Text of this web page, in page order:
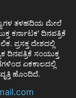
ತಳಹದಿಯ ಮೇಲೆ
ಕರ್ನಾಟಕ' ದಿನಪತ್ರಿಕೆ
ಪ್ರಸಕ್ತ ದೇಶದಲ್ಲಿ
ದಿನಪತ್ರಿಕೆ ಸಂಯುಕ್ತ
ಏಕಕಾಲದಲ್ಲಿ
ಹೊಂದಿದೆ.